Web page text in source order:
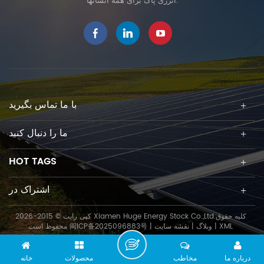
با ما تماس بگیرید
ما را دنبال کنید
HOT TAGS
اشتراک در
کپی رایت © 2015-2026 Xiamen Huge Energy Stock Co.,Ltd.کلیه حقوق
محفوظ است闽ICP备2025096883号 | وبلاگ | نقشه سایت | XML
خانه محصولات درباره ما مخاطب